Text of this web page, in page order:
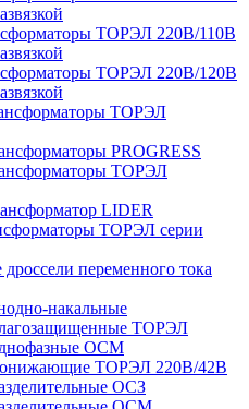
ТОРЭЛ 220В/110В
ТОРЭЛ 220В/120В
ТОРЭЛ
PROGRESS
ТОРЭЛ
LIDER
ТОРЭЛ серии
переменного тока
накальные
ТОРЭЛ
ОСМ
ТОРЭЛ 220В/42В
ОСЗ